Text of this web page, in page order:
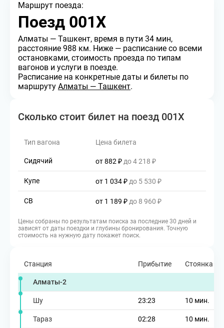
Маршрут поезда:
Поезд 001Х
Алматы — Ташкент, время в пути 34 мин,
расстояние 988 км. Ниже — расписание со всеми
остановками, стоимость проезда по типам
вагонов и услуги в поезде.
Расписание на конкретные даты и билеты по
маршруту Алматы — Ташкент.
Сколько стоит билет на поезд 001Х
Тип вагона Цена билета
Сидячий от 882 ₽ до 4 218 ₽
Купе от 1 034 ₽ до 5 530 ₽
СВ от 1 189 ₽ до 8 960 ₽
Цены собраны по результатам поиска за последние 30 дней и
зависят от даты поездки и глубины бронирования. Точную
стоимость на нужную дату покажет поиск.
Станция Прибытие Стоянка
Алматы-2
Шу 23:23 10 мин.
Тараз 02:28 10 мин.